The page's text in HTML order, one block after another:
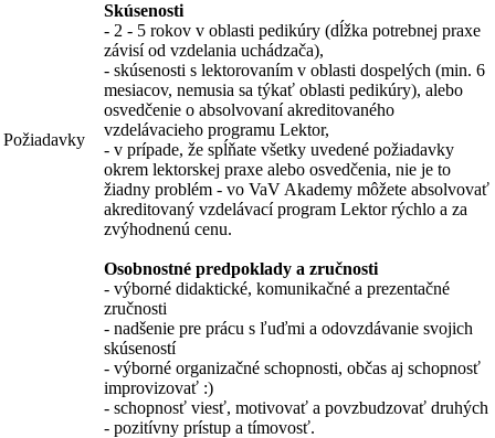
Požiadavky
Skúsenosti
- 2 - 5 rokov v oblasti pedikúry (dĺžka potrebnej praxe
závisí od vzdelania uchádzača),
- skúsenosti s lektorovaním v oblasti dospelých (min. 6
mesiacov, nemusia sa týkať oblasti pedikúry), alebo
osvedčenie o absolvovaní akreditovaného
vzdelávacieho programu Lektor,
- v prípade, že spĺňate všetky uvedené požiadavky
okrem lektorskej praxe alebo osvedčenia, nie je to
žiadny problém - vo VaV Akademy môžete absolvovať
akreditovaný vzdelávací program Lektor rýchlo a za
zvýhodnenú cenu.
Osobnostné predpoklady a zručnosti
- výborné didaktické, komunikačné a prezentačné
zručnosti
- nadšenie pre prácu s ľuďmi a odovzdávanie svojich
skúseností
- výborné organizačné schopnosti, občas aj schopnosť
improvizovať :)
- schopnosť viesť, motivovať a povzbudzovať druhých
- pozitívny prístup a tímovosť.